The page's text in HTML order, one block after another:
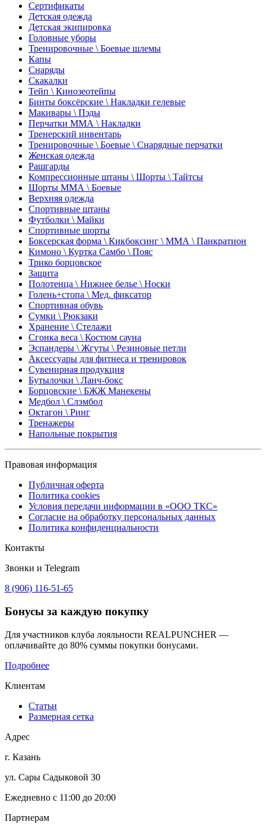
Сертификаты
Детская одежда
Детская экипировка
Головные уборы
Тренировочные \ Боевые шлемы
Капы
Снаряды
Скакалки
Тейп \ Кинозеотейпы
Бинты боксёрские \ Накладки гелевые
Макивары \ Пэды
Перчатки ММА \ Накладки
Тренерский инвентарь
Тренировочные \ Боевые \ Снарядные перчатки
Женская одежда
Рашгарды
Компрессионные штаны \ Шорты \ Тайтсы
Шорты ММА \ Боевые
Верхняя одежда
Спортивные штаны
Футболки \ Майки
Спортивные шорты
Боксерская форма \ Кикбоксинг \ ММА \ Панкратион
Кимоно \ Куртка Самбо \ Пояс
Трико борцовское
Защита
Полотенца \ Нижнее белье \ Носки
Голень+стопа \ Мед. фиксатор
Спортивная обувь
Сумки \ Рюкзаки
Хранение \ Стелажи
Сгонка веса \ Костюм сауна
Эспандеры \ Жгуты \ Резиновые петли
Аксессуары для фитнеса и тренировок
Сувенирная продукция
Бутылочки \ Ланч-бокс
Борцовские \ БЖЖ Манекены
Медбол \ Слэмбол
Октагон \ Ринг
Тренажеры
Напольные покрытия
Правовая информация
Публичная оферта
Политика cookies
Условия передачи информации в «ООО ТКС»
Согласие на обработку персональных данных
Политика конфиденциальности
Контакты
Звонки и Telegram
8 (906) 116-51-65
Бонусы за каждую покупку
Для участников клуба лояльности REALPUNCHER —
оплачивайте до 80% суммы покупки бонусами.
Подробнее
Клиентам
Статьи
Размерная сетка
Адрес
г. Казань
ул. Сары Садыковой 30
Ежедневно с 11:00 до 20:00
Партнерам